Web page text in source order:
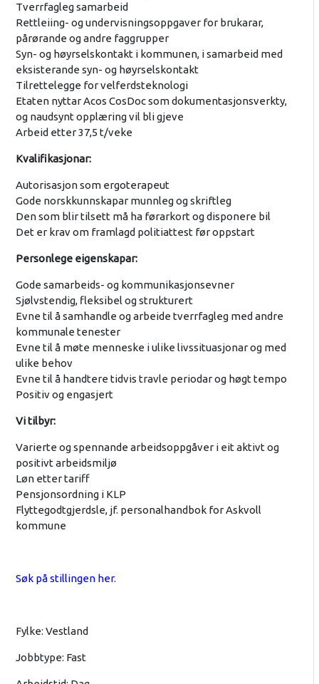
Tverrfagleg samarbeid
Rettleiing- og undervisningsoppgaver for brukarar,
pårørande og andre faggrupper
Syn- og høyrselskontakt i kommunen, i samarbeid med
eksisterande syn- og høyrselskontakt
Tilrettelegge for velferdsteknologi
Etaten nyttar Acos CosDoc som dokumentasjonsverkty,
og naudsynt opplæring vil bli gjeve
Arbeid etter 37,5 t/veke
Kvalifikasjonar:
Autorisasjon som ergoterapeut
Gode norskkunnskapar munnleg og skriftleg
Den som blir tilsett må ha førarkort og disponere bil
Det er krav om framlagd politiattest før oppstart
Personlege eigenskapar:
Gode samarbeids- og kommunikasjonsevner
Sjølvstendig, fleksibel og strukturert
Evne til å samhandle og arbeide tverrfagleg med andre
kommunale tenester
Evne til å møte menneske i ulike livssituasjonar og med
ulike behov
Evne til å handtere tidvis travle periodar og høgt tempo
Positiv og engasjert
Vi tilbyr:
Varierte og spennande arbeidsoppgåver i eit aktivt og
positivt arbeidsmiljø
Løn etter tariff
Pensjonsordning i KLP
Flyttegodtgjerdsle, jf. personalhandbok for Askvoll
kommune
Søk på stillingen her.
Fylke: Vestland
Jobbtype: Fast